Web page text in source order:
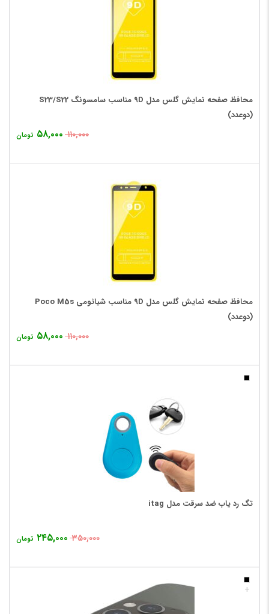
محافظ صفحه نمایش گلس مدل 9D مناسب سامسونگ S23/S22
(دوعدد)
۱۱۰,۰۰۰ ۵۸,۰۰۰ تومان
محافظ صفحه نمایش گلس مدل 9D مناسب شیائومی Poco M5s
(دوعدد)
۱۱۰,۰۰۰ ۵۸,۰۰۰ تومان
تگ رد یاب ضد سرقت مدل itag
۳۵۰,۰۰۰ ۲۴۵,۰۰۰ تومان
+